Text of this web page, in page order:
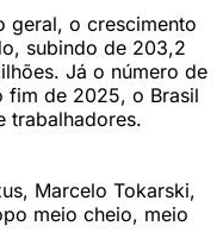
geral, o crescimento
subindo de 203,2
Já o número de
fim de 2025, o Brasil
trabalhadores.
Marcelo Tokarski,
meio cheio, meio